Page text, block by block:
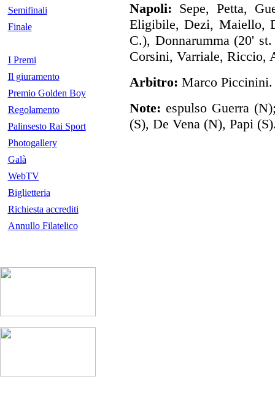
Semifinali
Finale
I Premi
Il giuramento
Premio Golden Boy
Regolamento
Palinsesto Rai Sport
Photogallery
Galà
WebTV
Biglietteria
Richiesta accrediti
Annullo Filatelico
Napoli: Sepe, Petta,
Eligibile, Dezi, Maiello,
C.), Donnarumma (20'
Corsini, Varriale, Riccio,
Arbitro: Marco Piccinini.
Note: espulso Guerra
(S), De Vena (N), Papi